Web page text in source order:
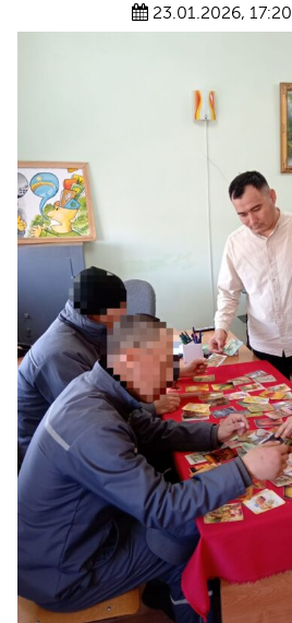
23.01.2026, 17:20